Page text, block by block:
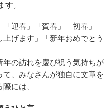
す。
迎春」「賀春」「初春」
上げます」「新年おめでとう
年の訪れを慶び祝う気持ちが
、みなさんが独自に文章を
には、